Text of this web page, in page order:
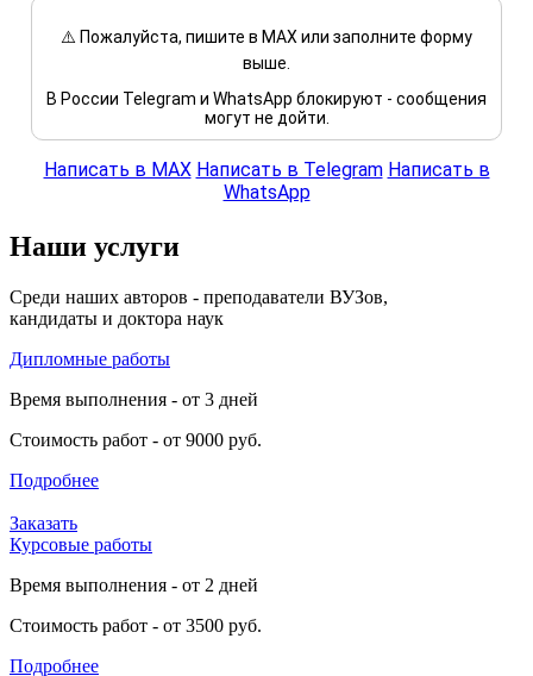
⚠️ Пожалуйста, пишите в MAX или заполните форму
выше.
В России Telegram и WhatsApp блокируют - сообщения
могут не дойти.
Написать в MAX Написать в Telegram Написать в
WhatsApp
Наши услуги
Среди наших авторов - преподаватели ВУЗов,
кандидаты и доктора наук
Дипломные работы
Время выполнения - от 3 дней
Стоимость работ - от 9000 руб.
Подробнее
Заказать
Курсовые работы
Время выполнения - от 2 дней
Стоимость работ - от 3500 руб.
Подробнее